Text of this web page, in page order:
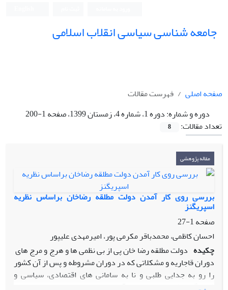
جامعه شناسی سیاسی انقلاب اسلامی
صفحه اصلی
فهرست مقالات
دوره و شماره:دوره 1، شماره 4، زمستان 1399، صفحه 1-200
تعداد مقالات:
8
مقاله پژوهشی
بررسی روی کار آمدن دولت مطلقه رضاخان براساس نظریه
اسپریگنز
صفحه1-27
احسان کاظمی، محمدباقر مکرمی پور، امیرمهدی علیپور
چکیده دولت مطلقه رضا خان پی از بی نظمی ها و هرج و مرج های
دوران قاجاریه و مشکلاتی که در دوران مشروطه و پس از آن کشور
را رو به جدایی طلبی و نا به سامانی های اقتصادی، سیاسی و